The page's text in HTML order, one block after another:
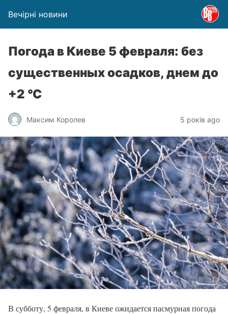
Вечірні новини
Погода в Киеве 5 февраля: без
существенных осадков, днем до
+2 °С
Максим Королев 5 років ago
В субботу, 5 февраля, в Киеве ожидается пасмурная погода